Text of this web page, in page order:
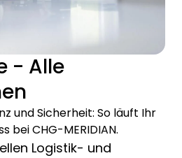
- Alle
und Sicherheit: So läuft Ihr
bei CHG-MERIDIAN.
Logistik- und